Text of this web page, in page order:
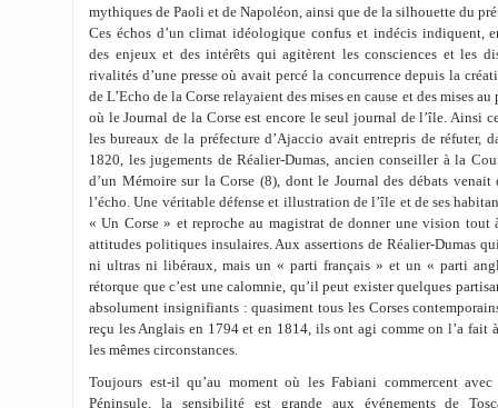
mythiques de Paoli et de Napoléon, ainsi que de la silhouette du
Ces échos d’un climat idéologique confus et indécis indiquent,
des enjeux et des intérêts qui agitèrent les consciences et les
rivalités d’une presse où avait percé la concurrence depuis la
de L’Echo de la Corse relayaient des mises en cause et des mises
où le Journal de la Corse est encore le seul journal de l’île. Ainsi
les bureaux de la préfecture d’Ajaccio avait entrepris de réfuter,
1820, les jugements de Réalier-Dumas, ancien conseiller à la
d’un Mémoire sur la Corse (8), dont le Journal des débats venait
l’écho. Une véritable défense et illustration de l’île et de ses
« Un Corse » et reproche au magistrat de donner une vision tout
attitudes politiques insulaires. Aux assertions de Réalier-Dumas
ni ultras ni libéraux, mais un « parti français » et un « parti
rétorque que c’est une calomnie, qu’il peut exister quelques
absolument insignifiants : quasiment tous les Corses
reçu les Anglais en 1794 et en 1814, ils ont agi comme on l’a fait
les mêmes circonstances.
Toujours est-il qu’au moment où les Fabiani commercent
Péninsule, la sensibilité est grande aux événements de